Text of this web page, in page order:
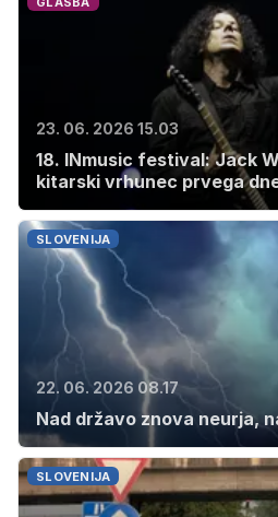
23. 06. 2026 15.03
18. INmusic festival: Jack
kitarski vrhunec prvega
SLOVENIJA
22. 06. 2026 08.17
Nad državo znova neurja,
SLOVENIJA